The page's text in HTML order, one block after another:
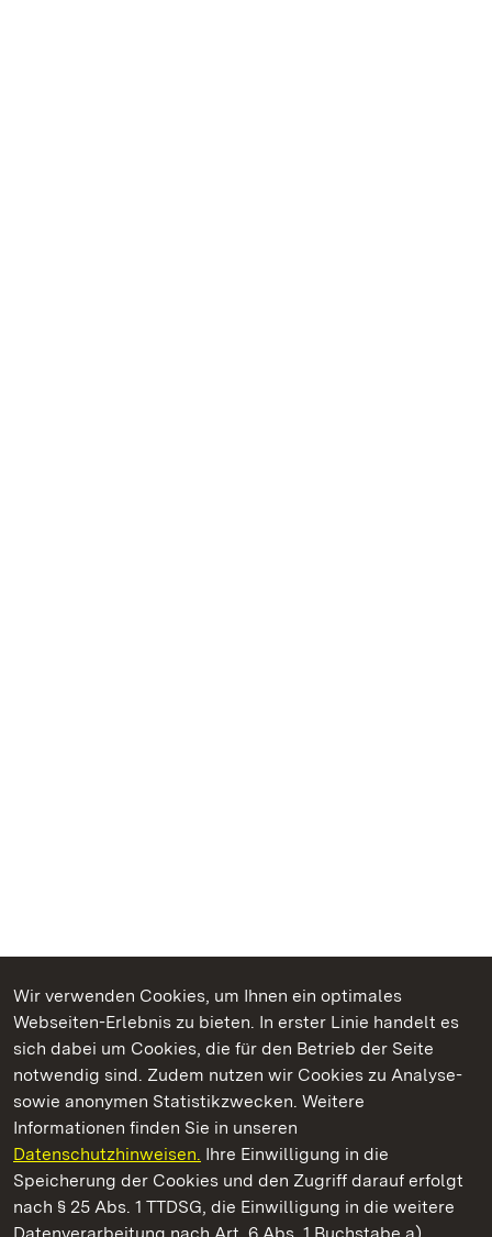
Wir verwenden Cookies, um Ihnen ein optimales
Webseiten-Erlebnis zu bieten. In erster Linie handelt es
sich dabei um Cookies, die für den Betrieb der Seite
notwendig sind. Zudem nutzen wir Cookies zu Analyse-
sowie anonymen Statistikzwecken. Weitere
Informationen finden Sie in unseren
Datenschutzhinweisen. Ihre Einwilligung in die
Speicherung der Cookies und den Zugriff darauf erfolgt
nach § 25 Abs. 1 TTDSG, die Einwilligung in die weitere
Kommen. Staunen. Genießen.
Staatliche Schlösser und Gärten Baden‑Württemberg
Staatliche Schlösser und Gärten Baden-Württemberg